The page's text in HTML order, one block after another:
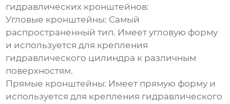
гидравлических кронштейнов:
Угловые кронштейны: Самый
распространенный тип. Имеет угловую форму
и используется для крепления
гидравлического цилиндра к различным
поверхностям.
Прямые кронштейны: Имеет прямую форму и
используется для крепления гидравлического